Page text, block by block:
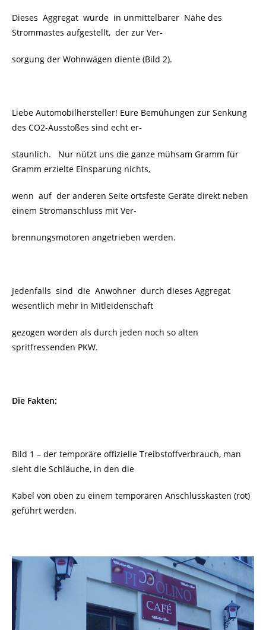
Dieses Aggregat wurde in unmittelbarer Nähe des
Strommastes aufgestellt, der zur Ver-
sorgung der Wohnwägen diente (Bild 2).
Liebe Automobilhersteller! Eure Bemühungen zur Senkung
des CO2-Ausstoßes sind echt er-
staunlich. Nur nützt uns die ganze mühsam Gramm für
Gramm erzielte Einsparung nichts,
wenn auf der anderen Seite ortsfeste Geräte direkt neben
einem Stromanschluss mit Ver-
brennungsmotoren angetrieben werden.
Jedenfalls sind die Anwohner durch dieses Aggregat
wesentlich mehr in Mitleidenschaft
gezogen worden als durch jeden noch so alten
spritfressenden PKW.
Die Fakten:
Bild 1 – der temporäre offizielle Treibstoffverbrauch, man
sieht die Schläuche, in den die
Kabel von oben zu einem temporären Anschlusskasten (rot)
geführt werden.